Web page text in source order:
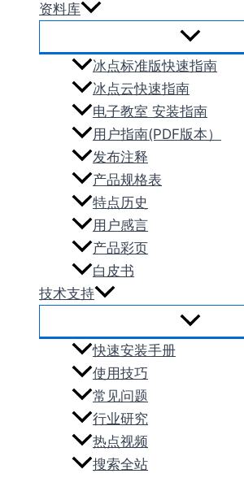
资料库
冰点标准版快速指南
冰点云快速指南
电子教室 安装指南
用户指南(PDF版本）
发布注释
产品规格表
特点历史
用户感言
产品彩页
白皮书
技术支持
快速安装手册
使用技巧
常见问题
行业研究
热点视频
搜索全站